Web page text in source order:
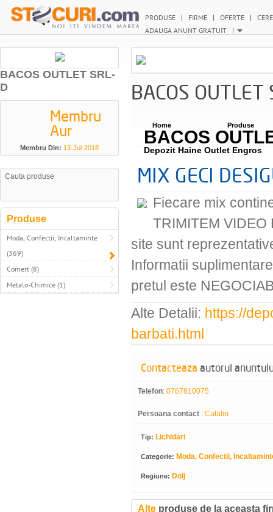
PRODUSE FIRME OFERTE
ADAUGA ANUNT GRATUIT
BACOS OUTLET SRL-
D
Membru
Aur
Membru Din: 13-Jul-2018
Produse
Moda, Confectii, Incaltaminte
(369)
Comert (8)
Metalo-Chimice (1)
BACOS
Depozit Haine Outlet Engros
BACOS OUTLET
Home Produse
MIX GECI
Fiecare mix
TRIMITEM VIDEO
site sunt
Informatii
pretul este
Alte Detalii: https://
barbati.html
Contacteaza autorul
Telefon: 0767610075
Persoana contact : Catalin
Tip: Lichidari
Categorie: Moda, Confectii,
Regiune: Dolj
Alte produse de la aceasta